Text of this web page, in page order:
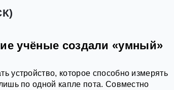
учёные создали «умный»
устройство, которое способно измерять
по одной капле пота. Совместно